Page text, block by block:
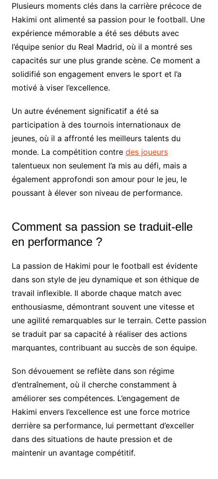
Plusieurs moments clés dans la carrière précoce de
Hakimi ont alimenté sa passion pour le football. Une
expérience mémorable a été ses débuts avec
l’équipe senior du Real Madrid, où il a montré ses
capacités sur une plus grande scène. Ce moment a
solidifié son engagement envers le sport et l’a
motivé à viser l’excellence.
Un autre événement significatif a été sa
participation à des tournois internationaux de
jeunes, où il a affronté les meilleurs talents du
monde. La compétition contre des joueurs
talentueux non seulement l’a mis au défi, mais a
également approfondi son amour pour le jeu, le
poussant à élever son niveau de performance.
Comment sa passion se traduit-elle
en performance ?
La passion de Hakimi pour le football est évidente
dans son style de jeu dynamique et son éthique de
travail inflexible. Il aborde chaque match avec
enthousiasme, démontrant souvent une vitesse et
une agilité remarquables sur le terrain. Cette passion
se traduit par sa capacité à réaliser des actions
marquantes, contribuant au succès de son équipe.
Son dévouement se reflète dans son régime
d’entraînement, où il cherche constamment à
améliorer ses compétences. L’engagement de
Hakimi envers l’excellence est une force motrice
derrière sa performance, lui permettant d’exceller
dans des situations de haute pression et de
maintenir un avantage compétitif.